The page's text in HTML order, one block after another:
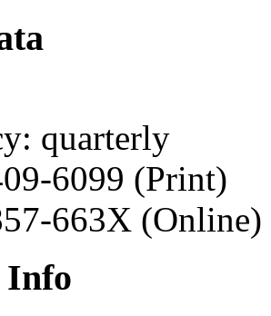
quarterly
6099 (Print)
663X (Online)
Info